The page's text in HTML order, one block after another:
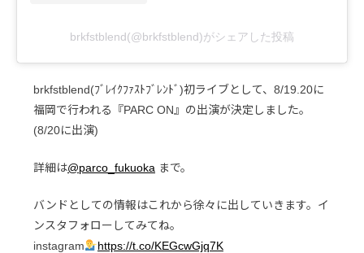
brkfstblend(@brkfstblend)がシェアした投稿
brkfstblend(ﾌﾞﾚｲｸﾌｧｽﾄﾌﾞﾚﾝﾄﾞ)初ライブとして、8/19.20に
福岡で行われる『PARC ON』の出演が決定しました。
(8/20に出演)
詳細は@parco_fukuoka まで。
バンドとしての情報はこれから徐々に出していきます。イ
ンスタフォローしてみてね。
instagram
https://t.co/KEGcwGjq7K